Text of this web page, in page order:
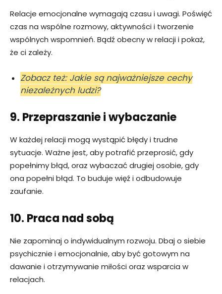
Relacje emocjonalne wymagają czasu i uwagi. Poświęć
czas na wspólne rozmowy, aktywności i tworzenie
wspólnych wspomnień. Bądź obecny w relacji i pokaż,
że ci zależy.
Zobacz też: Jakie są najważniejsze cechy
niezależnych ludzi?
9. Przepraszanie i wybaczanie
W każdej relacji mogą wystąpić błędy i trudne
sytuacje. Ważne jest, aby potrafić przeprosić, gdy
popełnimy błąd, oraz wybaczać drugiej osobie, gdy
ona popełni błąd. To buduje więź i odbudowuje
zaufanie.
10. Praca nad sobą
Nie zapominaj o indywidualnym rozwoju. Dbaj o siebie
psychicznie i emocjonalnie, aby być gotowym na
dawanie i otrzymywanie miłości oraz wsparcia w
relacjach.